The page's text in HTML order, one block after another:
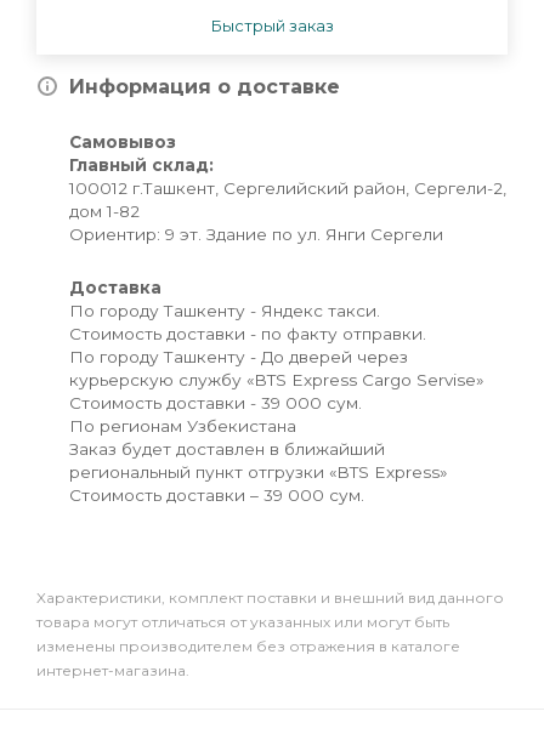
Быстрый заказ
Информация о доставке
Самовывоз
Главный склад:
100012 г.Ташкент, Сергелийский район, Сергели-2,
дом 1-82
Ориентир: 9 эт. Здание по ул. Янги Сергели
Доставка
По городу Ташкенту - Яндекс такси.
Стоимость доставки - по факту отправки.
По городу Ташкенту - До дверей через
курьерскую службу «BTS Express Cargo Servise»
Стоимость доставки - 39 000 сум.
По регионам Узбекистана
Заказ будет доставлен в ближайший
региональный пункт отгрузки «BTS Express»
Стоимость доставки – 39 000 сум.
Xарактеристики, комплект поставки и внешний вид данного
товара могут отличаться от указанных или могут быть
изменены производителем без отражения в каталоге
интернет-магазина.